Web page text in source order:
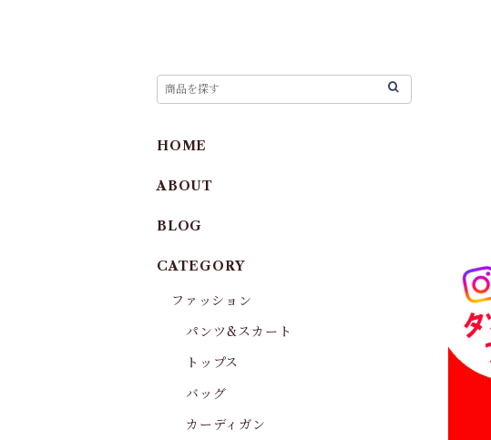
HOME
ABOUT
BLOG
CATEGORY
ファッション
パンツ&スカート
トップス
バッグ
カーディガン